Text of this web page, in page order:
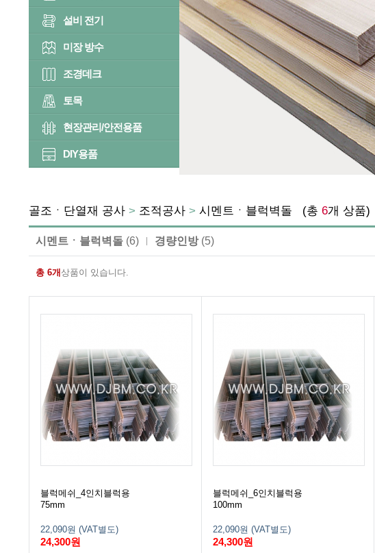
설비 전기
미장 방수
조경데크
토목
현장관리/안전용품
DIY용품
골조ㆍ단열재 공사 > 조적공사 > 시멘트ㆍ블럭벽돌 (총 6개 상품)
시멘트ㆍ블럭벽돌 (6) 경량인방 (5)
총 6개 상품이 있습니다.
블럭메쉬_4인치블럭용
75mm
22,090원 (VAT별도)
24,300원
블럭메쉬_6인치블럭용
100mm
22,090원 (VAT별도)
24,300원